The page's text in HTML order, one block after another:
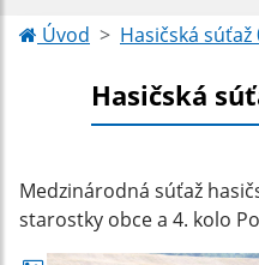
Úvod Hasičská súťaž
Hasičská
Medzinárodná súťaž
starostky obce a 4. kolo